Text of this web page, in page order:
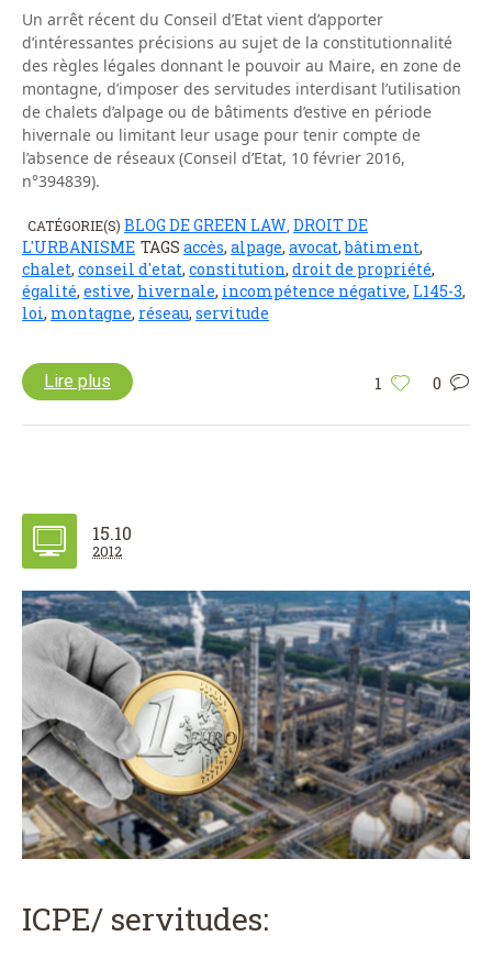
Un arrêt récent du Conseil d’Etat vient d’apporter
d’intéressantes précisions au sujet de la constitutionnalité
des règles légales donnant le pouvoir au Maire, en zone de
montagne, d’imposer des servitudes interdisant l’utilisation
de chalets d’alpage ou de bâtiments d’estive en période
hivernale ou limitant leur usage pour tenir compte de
l’absence de réseaux (Conseil d’Etat, 10 février 2016,
n°394839).
CATÉGORIE(S) BLOG DE GREEN LAW DROIT DE
L'URBANISME TAGS accès, alpage, avocat,bâtiment,
chalet, conseil d'etat, constitution, droit de propriété,
égalité, estive, hivernale, incompétence négative, L145-3,
loi, montagne, réseau, servitude
1 0
Lire plus
15.10
2012
ICPE/ servitudes: